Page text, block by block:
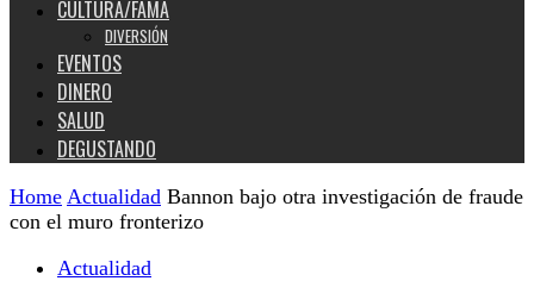
CULTURA/FAMA
DIVERSIÓN
EVENTOS
DINERO
SALUD
DEGUSTANDO
Home Actualidad Bannon bajo otra investigación de fraude
con el muro fronterizo
Actualidad